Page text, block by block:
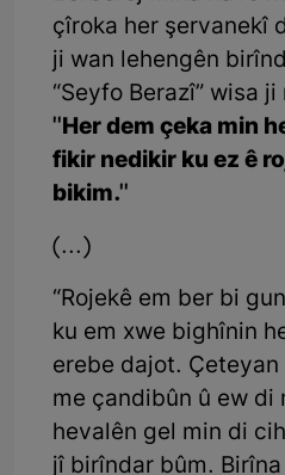
çîroka her şervanekî
ji wan lehengên
“Seyfo Berazî” wisa
''Her dem çeka min
fikir nedikir ku ez ê
bikim.''
(...)
“Rojekê em ber bi
ku em xwe bighînin
erebe dajot.
me çandibûn û ew di
hevalên gel min di
jî birîndar bûm.